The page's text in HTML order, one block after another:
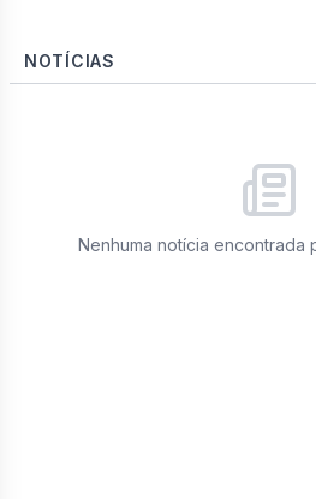
NOTÍCIAS
Nenhuma notícia encontrada